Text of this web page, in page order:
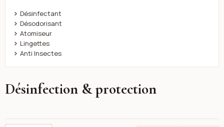
Désinfection & protection
Désinfectant
Désodorisant
Atomiseur
Lingettes
Anti Insectes